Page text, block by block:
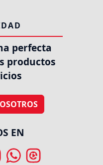
perfecta
productos
EN